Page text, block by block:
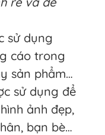
sử dụng
cáo trong
sản phẩm…
sử dụng để
ảnh đẹp,
bạn bè…